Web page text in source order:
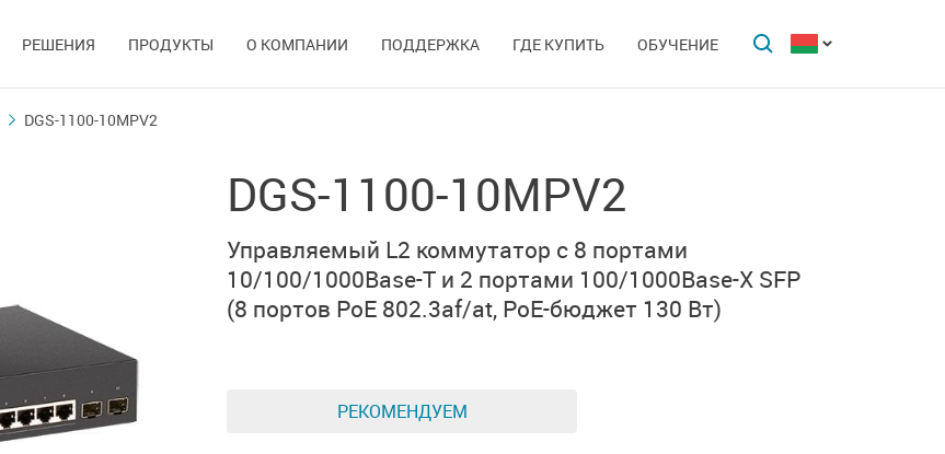
РЕШЕНИЯ ПРОДУКТЫ О КОМПАНИИ ПОДДЕРЖКА ГДЕ КУПИТЬ ОБУЧЕНИЕ
DGS-1100-10MPV2
DGS-1100-10MPV2
Управляемый L2 коммутатор с 8 портами
10/100/1000Base-T и 2 портами 100/1000Base-X SFP
(8 портов PoE 802.3af/at, PoE-бюджет 130 Вт)
РЕКОМЕНДУЕМ